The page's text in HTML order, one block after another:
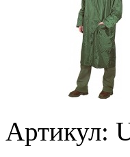
Артикул: